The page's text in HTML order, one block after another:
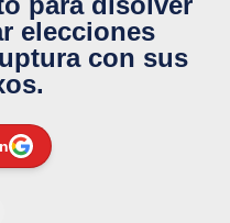
elecciones
con sus